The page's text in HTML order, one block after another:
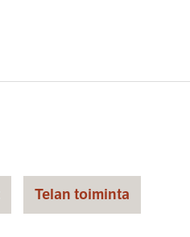
Telan toiminta